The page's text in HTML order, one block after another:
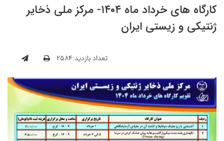
کارگاه های خرداد ماه ۱۴۰۴- مرکز ملی ذخایر
ژنتیکی و زیستی ایران
تعداد بازدید:۲۵۸۴